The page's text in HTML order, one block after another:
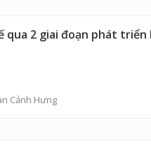
2 giai đoạn phát triển
Cảnh Hưng